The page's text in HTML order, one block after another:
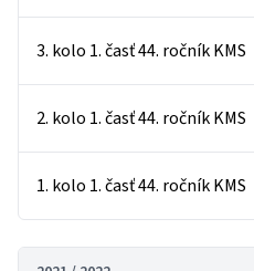
3. kolo 1. časť 44. ročník KMS
2. kolo 1. časť 44. ročník KMS
1. kolo 1. časť 44. ročník KMS